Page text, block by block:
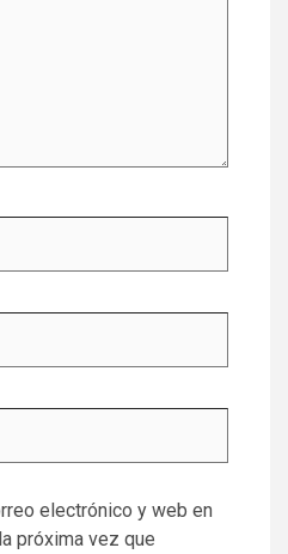
electrónico y web en
próxima vez que